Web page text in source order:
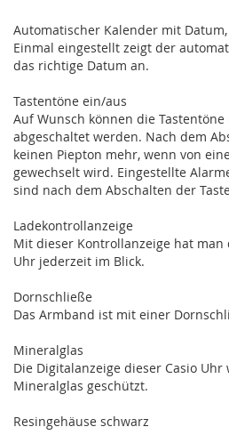
Automatischer Kalender mit
Einmal eingestellt zeigt der
das richtige Datum an.
Tastentöne ein/aus
Auf Wunsch können die
abgeschaltet werden. Nach dem
keinen Piepton mehr, wenn von
gewechselt wird. Eingestellte
sind nach dem Abschalten der
Ladekontrollanzeige
Mit dieser Kontrollanzeige hat
Uhr jederzeit im Blick.
Dornschließe
Das Armband ist mit einer
Mineralglas
Die Digitalanzeige dieser Casio
Mineralglas geschützt.
Resingehäuse schwarz